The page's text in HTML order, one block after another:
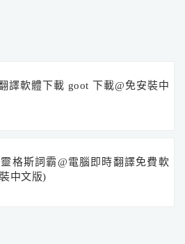
譯軟體下載 goot 下載@免安裝中
格斯詞霸@電腦即時翻譯免費軟
中文版)